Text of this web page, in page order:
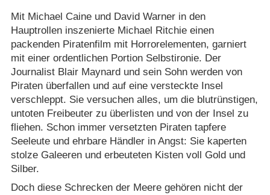
Mit Michael Caine und David Warner in den
Hauptrollen inszenierte Michael Ritchie einen
packenden Piratenfilm mit Horrorelementen, garniert
mit einer ordentlichen Portion Selbstironie. Der
Journalist Blair Maynard und sein Sohn werden von
Piraten überfallen und auf eine versteckte Insel
verschleppt. Sie versuchen alles, um die blutrünstigen,
untoten Freibeuter zu überlisten und von der Insel zu
fliehen. Schon immer versetzten Piraten tapfere
Seeleute und ehrbare Händler in Angst: Sie kaperten
stolze Galeeren und erbeuteten Kisten voll Gold und
Silber.
Doch diese Schrecken der Meere gehören nicht der